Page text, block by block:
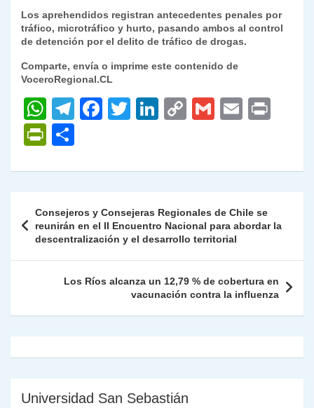
Los aprehendidos registran antecedentes penales por
tráfico, microtráfico y hurto, pasando ambos al control
de detención por el delito de tráfico de drogas.
Comparte, envía o imprime este contenido de
VoceroRegional.CL
W
h
at
s
p
p
T
gr
m
F
e
o
o
k
T
er
Li
e
n
C
y
n
k
G
l
E
l
P
nt
Fr
ie
n
dl
m
ar
tir
de
entradas
Consejeros y Consejeras Regionales de Chile se
reunirán en el II Encuentro Nacional para abordar la
descentralización y el desarrollo territorial
Los Ríos alcanza un 12,79 % de cobertura en
vacunación contra la influenza
Universidad San Sebastián